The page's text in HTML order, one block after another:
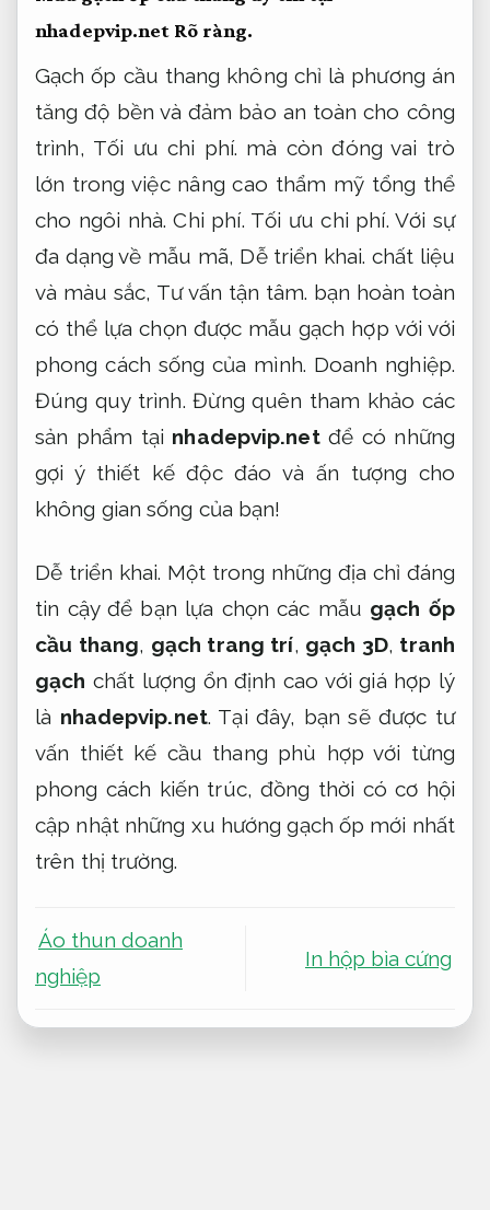
nhadepvip.net Rõ ràng.
Gạch ốp cầu thang không chỉ là phương án
tăng độ bền và đảm bảo an toàn cho công
trình, Tối ưu chi phí. mà còn đóng vai trò
lớn trong việc nâng cao thẩm mỹ tổng thể
cho ngôi nhà.Chi phí. Tối ưu chi phí. Với sự
đa dạng về mẫu mã, Dễ triển khai. chất liệu
và màu sắc, Tư vấn tận tâm. bạn hoàn toàn
có thể lựa chọn được mẫu gạch hợp với với
phong cách sống của mình. Doanh nghiệp.
Đúng quy trình. Đừng quên tham khảo các
sản phẩm tại nhadepvip.netđể có những
gợi ý thiết kế độc đáo và ấn tượng cho
không gian sống của bạn!
Dễ triển khai. Một trong những địa chỉ đáng
tin cậy để bạn lựa chọn các mẫu gạch ốp
cầu thang, gạch trang trí, gạch 3D, tranh
gạch chất lượng ổn định cao với giá hợp lý
là nhadepvip.net. Tại đây, bạn sẽ được tư
vấn thiết kế cầu thang phù hợp với từng
phong cách kiến trúc, đồng thời có cơ hội
cập nhật những xu hướng gạch ốp mới nhất
trên thị trường.
Áo thun doanh
nghiệp
In hộp bìa cứng